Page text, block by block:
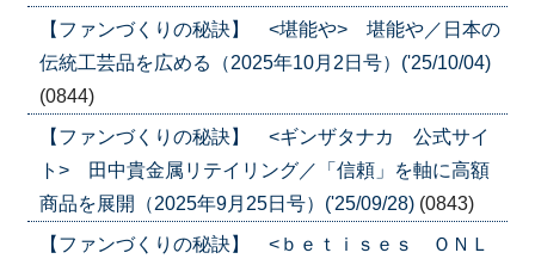
【ファンづくりの秘訣】 <堪能や> 堪能や／日本の
伝統工芸品を広める（2025年10月2日号）('25/10/04)
(0844)
【ファンづくりの秘訣】 <ギンザタナカ 公式サイ
ト> 田中貴金属リテイリング／「信頼」を軸に高額
商品を展開（2025年9月25日号）('25/09/28) (0843)
【ファンづくりの秘訣】 <ｂｅｔｉｓｅｓ ＯＮＬ